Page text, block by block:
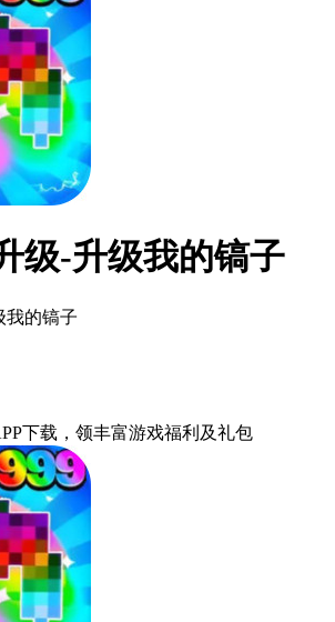
级-升级我的镐子
我的镐子
下载 ，领丰富游戏福利 及礼包